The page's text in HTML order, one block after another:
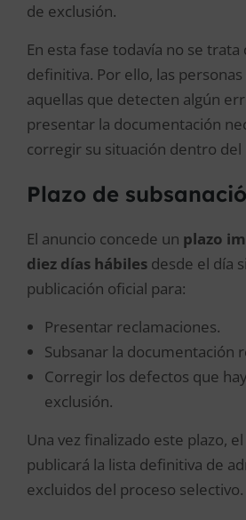
de exclusión.
En esta fase todavía no se
definitiva. Por ello, las
aquellas que detecten algún
presentar la documentación
corregir su situación dentro del
Plazo de
El anuncio concede un plazo
diez días hábiles desde el día
publicación oficial para:
Presentar reclamaciones.
Subsanar la documentación
Corregir los defectos que
exclusión.
Una vez finalizado este plazo,
publicará la lista definitiva de
excluidos del proceso selectivo.